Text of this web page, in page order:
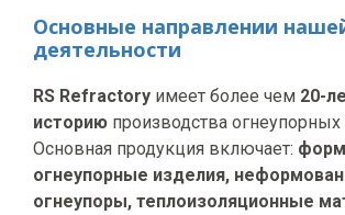
Основные направлении
деятельности
RS Refractory имеет более чем 20-
историю производства огнеупорных
Основная продукция включает:
огнеупорные изделия, н
огнеупоры, теплоизоляционные